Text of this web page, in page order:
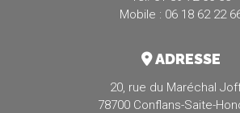
Mobile : 06 18 62 22
ADRESSE
20, rue du Maréchal
78700 Conflans-Saite-